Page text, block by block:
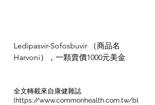
Ledipasvir-Sofosbuvir （商品名
Harvoni），一顆賣價1000元美金
全文轉載來自康健雜誌
(https://www.commonhealth.com.tw/bl